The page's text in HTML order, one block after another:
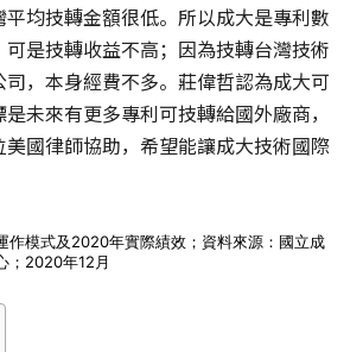
均技轉金額很低。所以成大是專利數
是技轉收益不高；因為技轉台灣技術
，本身經費不多。莊偉哲認為成大可
未來有更多專利可技轉給國外廠商，
國律師協助，希望能讓成大技術國際
作模式及2020年實際績效；資料來源：國立成
；2020年12月